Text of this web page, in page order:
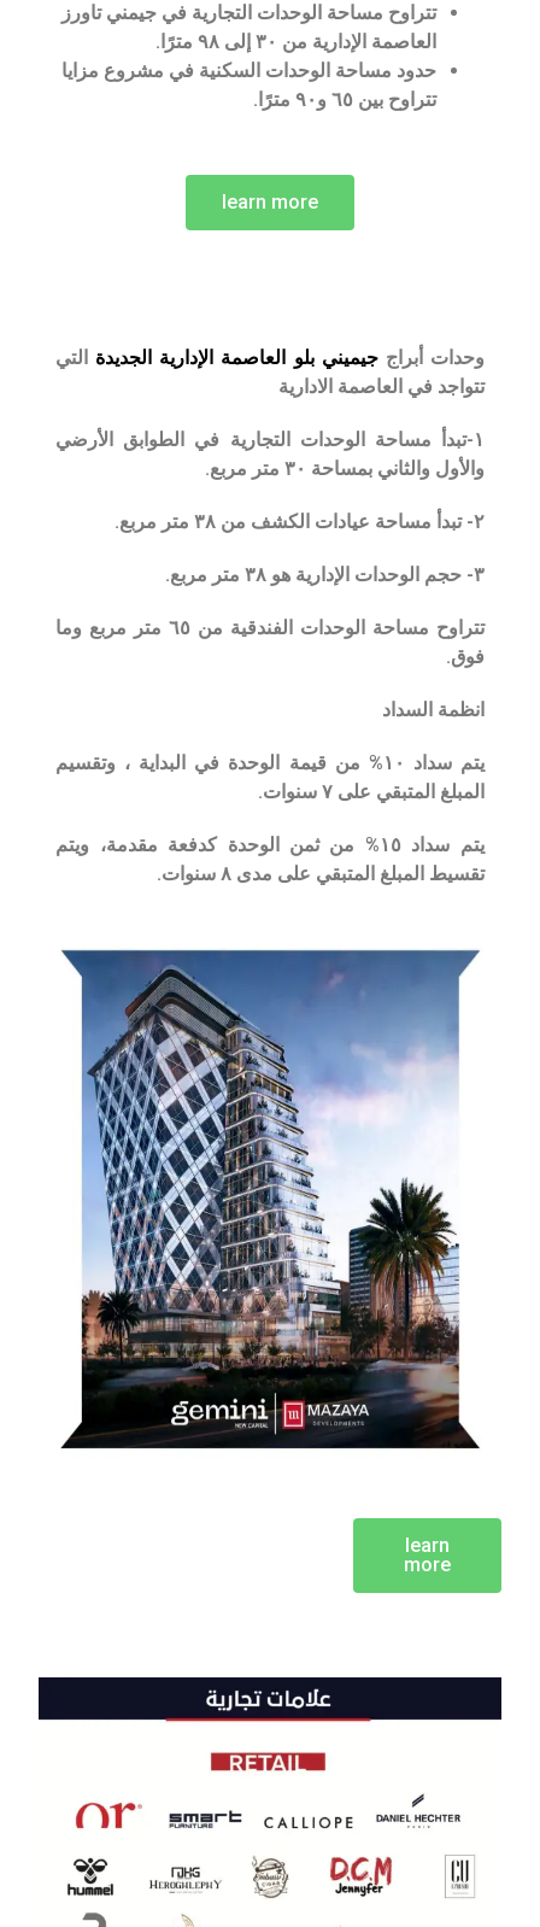
تتراوح مساحة الوحدات التجارية في جيمني تاورز
العاصمة الإدارية من ٣٠ إلى ٩٨ مترًا.
حدود مساحة الوحدات السكنية في مشروع مزايا
تتراوح بين ٦٥ و٩٠ مترًا.
learn more
وحدات أبراججيميني بلو العاصمة الإدارية الجديدة التي
تتواجد في العاصمة الادارية
١-تبدأ مساحة الوحدات التجارية في الطوابق الأرضي
والأول والثاني بمساحة ٣٠ متر مربع.
٢- تبدأ مساحة عيادات الكشف من ٣٨ متر مربع.
٣- حجم الوحدات الإدارية هو ٣٨ متر مربع.
تتراوح مساحة الوحدات الفندقية من ٦٥ متر مربع وما
فوق.
انظمة السداد
يتم سداد ١٠% من قيمة الوحدة في البداية ، وتقسيم
المبلغ المتبقي على ٧ سنوات.
يتم سداد ١٥% من ثمن الوحدة كدفعة مقدمة، ويتم
تقسيط المبلغ المتبقي على مدى ٨ سنوات.
learn
more